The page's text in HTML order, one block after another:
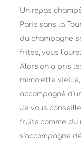
Un repas
Paris sans la
du champagne
frites, vous
Alors on a pris
mimolette
accompagné
Je vous
fruits comme du
s’accompagne